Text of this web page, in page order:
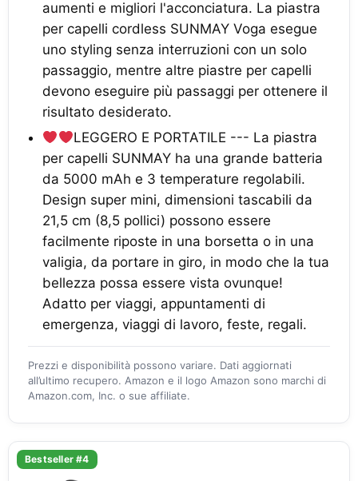
aumenti e migliori l'acconciatura. La piastra
per capelli cordless SUNMAY Voga esegue
uno styling senza interruzioni con un solo
passaggio, mentre altre piastre per capelli
devono eseguire più passaggi per ottenere il
risultato desiderato.
LEGGERO E PORTATILE --- La piastra
per capelli SUNMAY ha una grande batteria
da 5000 mAh e 3 temperature regolabili.
Design super mini, dimensioni tascabili da
21,5 cm (8,5 pollici) possono essere
facilmente riposte in una borsetta o in una
valigia, da portare in giro, in modo che la tua
bellezza possa essere vista ovunque!
Adatto per viaggi, appuntamenti di
emergenza, viaggi di lavoro, feste, regali.
Prezzi e disponibilità possono variare. Dati aggiornati
all’ultimo recupero. Amazon e il logo Amazon sono marchi di
Amazon.com, Inc. o sue affiliate.
Bestseller #4